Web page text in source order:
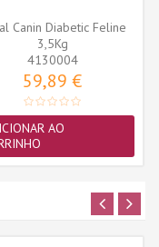
Canin Diabetic Feline
3,5Kg
4130004
59,89 €
AO